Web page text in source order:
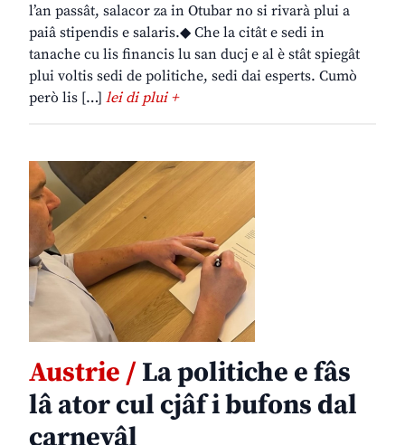
l’an passât, salacor za in Otubar no si rivarà plui a
paiâ stipendis e salaris.◆ Che la citât e sedi in
tanache cu lis financis lu san ducj e al è stât spiegât
plui voltis sedi de politiche, sedi dai esperts. Cumò
però lis […] lei di plui +
Austrie /La politiche e fâs
lâ ator cul cjâf i bufons dal
carnevâl